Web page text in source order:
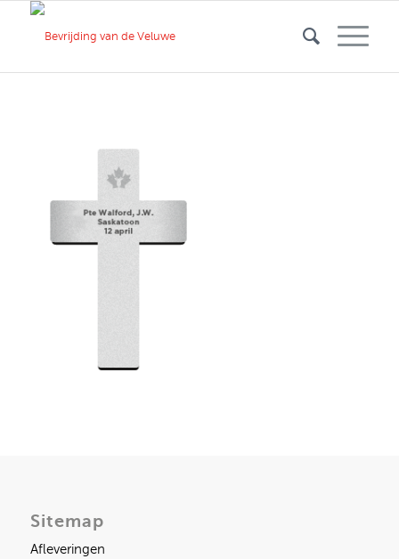
Sitemap
Afleveringen